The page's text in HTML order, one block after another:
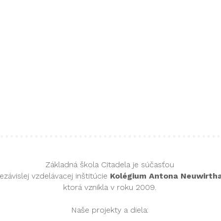
Základná škola Citadela​ je súčasťou
vzdelávacej inštitúcie Kolégium Antona
ktorá vznikla v roku 2009.
Naše projekty a diela: